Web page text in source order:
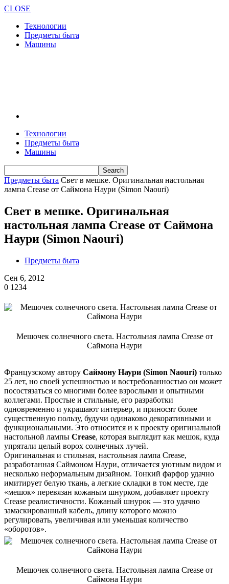
CLOSE
Технологии
Предметы быта
Машины
Технологии
Предметы быта
Машины
Предметы быта Свет в мешке. Оригинальная настольная
лампа Crease от Саймона Наури (Simon Naouri)
Свет в мешке. Оригинальная
настольная лампа Crease от Саймона
Наури (Simon Naouri)
Предметы быта
Сен 6, 2012
0 1234
Мешочек солнечного света. Настольная лампа Crease от
Саймона Наури
Французскому автору Саймону Наури (Simon Naouri) только
25 лет, но своей успешностью и востребованностью он может
посостязаться со многими более взрослыми и опытными
коллегами. Простые и стильные, его разработки
одновременно и украшают интерьер, и приносят более
существенную пользу, будучи одинаково декоративными и
функциональными. Это относится и к проекту оригинальной
настольной лампы Crease, которая выглядит как мешок, куда
упрятали целый ворох солнечных лучей.
Оригинальная и стильная, настольная лампа Crease,
разработанная Саймоном Наури, отличается уютным видом и
несколько неформальным дизайном. Тонкий фарфор удачно
имитирует белую ткань, а легкие складки в том месте, где
«мешок» перевязан кожаным шнурком, добавляет проекту
Crease реалистичности. Кожаный шнурок — это удачно
замаскированный кабель, длину которого можно
регулировать, увеличивая или уменьшая количество
«оборотов».
Мешочек солнечного света. Настольная лампа Crease от
Саймона Наури